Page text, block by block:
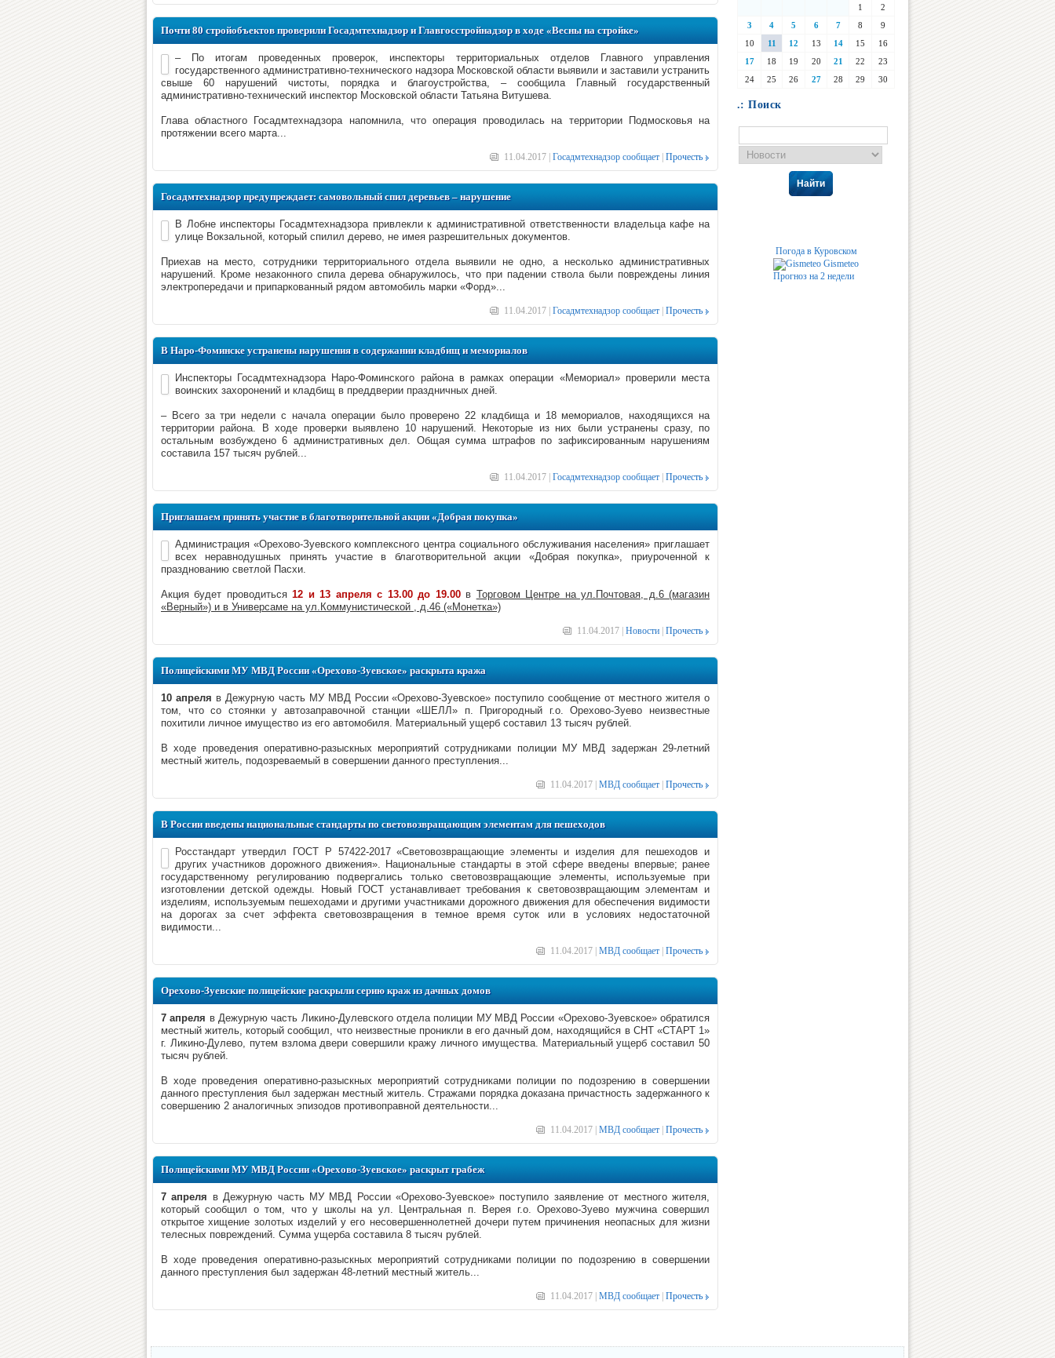
Почти 80 стройобъектов проверили Госадмтехнадзор и Главгосстройнадзор в ходе «Весны на стройке»
– По итогам проведенных проверок, инспекторы территориальных отделов Главного управления
государственного административно-технического надзора Московской области выявили и заставили устранить
свыше 60 нарушений чистоты, порядка и благоустройства, – сообщила Главный государственный
административно-технический инспектор Московской области Татьяна Витушева.
Глава областного Госадмтехнадзора напомнила, что операция проводилась на территории Подмосковья на
протяжении всего марта...
11.04.2017 | Госадмтехнадзор сообщает Прочесть
Госадмтехнадзор предупреждает: самовольный спил деревьев – нарушение
В Лобне инспекторы Госадмтехнадзора привлекли к административной ответственности владельца кафе на
улице Вокзальной, который спилил дерево, не имея разрешительных документов.
Приехав на место, сотрудники территориального отдела выявили не одно, а несколько административных
нарушений. Кроме незаконного спила дерева обнаружилось, что при падении ствола были повреждены линия
электропередачи и припаркованный рядом автомобиль марки «Форд»...
11.04.2017 | Госадмтехнадзор сообщает Прочесть
В Наро-Фоминске устранены нарушения в содержании кладбищ и мемориалов
Инспекторы Госадмтехнадзора Наро-Фоминского района в рамках операции «Мемориал» проверили места
воинских захоронений и кладбищ в преддверии праздничных дней.
– Всего за три недели с начала операции было проверено 22 кладбища и 18 мемориалов, находящихся на
территории района. В ходе проверки выявлено 10 нарушений. Некоторые из них были устранены сразу, по
остальным возбуждено 6 административных дел. Общая сумма штрафов по зафиксированным нарушениям
составила 157 тысяч рублей...
11.04.2017 | Госадмтехнадзор сообщает Прочесть
Приглашаем принять участие в благотворительной акции «Добрая покупка»
Администрация «Орехово-Зуевского комплексного центра социального обслуживания населения» приглашает
всех неравнодушных принять участие в благотворительной акции «Добрая покупка», приуроченной к
празднованию светлой Пасхи.
Акция будет проводиться12 и 13 апреля с 13.00 до 19.00в Торговом Центре на ул.Почтовая, д.6 (магазин
«Верный») и в Универсаме на ул.Коммунистической , д.46 («Монетка»)
11.04.2017 | Новости Прочесть
Полицейскими МУ МВД России «Орехово-Зуевское» раскрыта кража
10 апреля в Дежурную часть МУ МВД России «Орехово-Зуевское» поступило сообщение от местного жителя о
том, что со стоянки у автозаправочной станции «ШЕЛЛ» п. Пригородный г.о. Орехово-Зуево неизвестные
похитили личное имущество из его автомобиля. Материальный ущерб составил 13 тысяч рублей.
В ходе проведения оперативно-разыскных мероприятий сотрудниками полиции МУ МВД задержан 29-летний
местный житель, подозреваемый в совершении данного преступления...
11.04.2017 | МВД сообщает Прочесть
В России введены национальные стандарты по световозвращающим элементам для пешеходов
Росстандарт утвердил ГОСТ Р 57422-2017 «Световозвращающие элементы и изделия для пешеходов и
других участников дорожного движения». Национальные стандарты в этой сфере введены впервые; ранее
государственному регулированию подвергались только световозвращающие элементы, используемые при
изготовлении детской одежды. Новый ГОСТ устанавливает требования к световозвращающим элементам и
изделиям, используемым пешеходами и другими участниками дорожного движения для обеспечения видимости
на дорогах за счет эффекта световозвращения в темное время суток или в условиях недостаточной
видимости...
11.04.2017 | МВД сообщает Прочесть
Орехово-Зуевские полицейские раскрыли серию краж из дачных домов
7 апреля в Дежурную часть Ликино-Дулевского отдела полиции МУ МВД России «Орехово-Зуевское» обратился
местный житель, который сообщил, что неизвестные проникли в его дачный дом, находящийся в СНТ «СТАРТ 1»
г. Ликино-Дулево, путем взлома двери совершили кражу личного имущества. Материальный ущерб составил 50
тысяч рублей.
В ходе проведения оперативно-разыскных мероприятий сотрудниками полиции по подозрению в совершении
данного преступления был задержан местный житель. Стражами порядка доказана причастность задержанного к
совершению 2 аналогичных эпизодов противоправной деятельности...
11.04.2017 | МВД сообщает Прочесть
Полицейскими МУ МВД России «Орехово-Зуевское» раскрыт грабеж
7 апреля в Дежурную часть МУ МВД России «Орехово-Зуевское» поступило заявление от местного жителя,
который сообщил о том, что у школы на ул. Центральная п. Верея г.о. Орехово-Зуево мужчина совершил
открытое хищение золотых изделий у его несовершеннолетней дочери путем причинения неопасных для жизни
телесных повреждений. Сумма ущерба составила 8 тысяч рублей.
В ходе проведения оперативно-разыскных мероприятий сотрудниками полиции по подозрению в совершении
данного преступления был задержан 48-летний местный житель...
11.04.2017 | МВД сообщает Прочесть
1
2
3
4 5 6 7 8
9
10
11 12 13 14 15
16
17
18 19 20 21 22
23
24
25 26 27 28 29 30
.: Поиск
Найти
Погода в Куровском
Gismeteo
Прогноз на 2 недели